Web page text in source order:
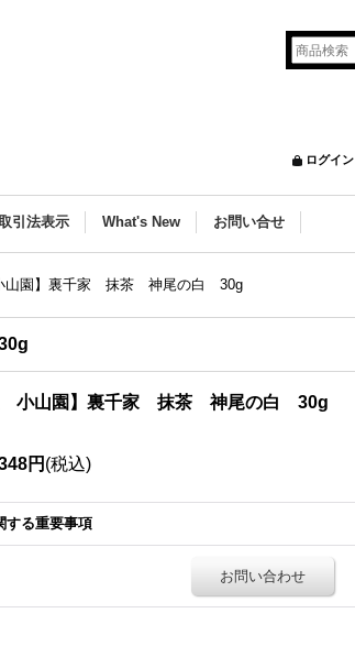
ログイン
引法表示 What's New お問い合せ
山園】裏千家 抹茶 神尾の白 30g
小山園】裏千家 抹茶 神尾の白 30g
円 (税込)
する重要事項
お問い合わせ